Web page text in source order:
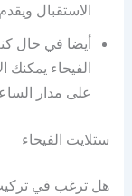
الاستقبال
أيضا في حال
على مدار
ستلايت الفيحاء
هل ترغب في